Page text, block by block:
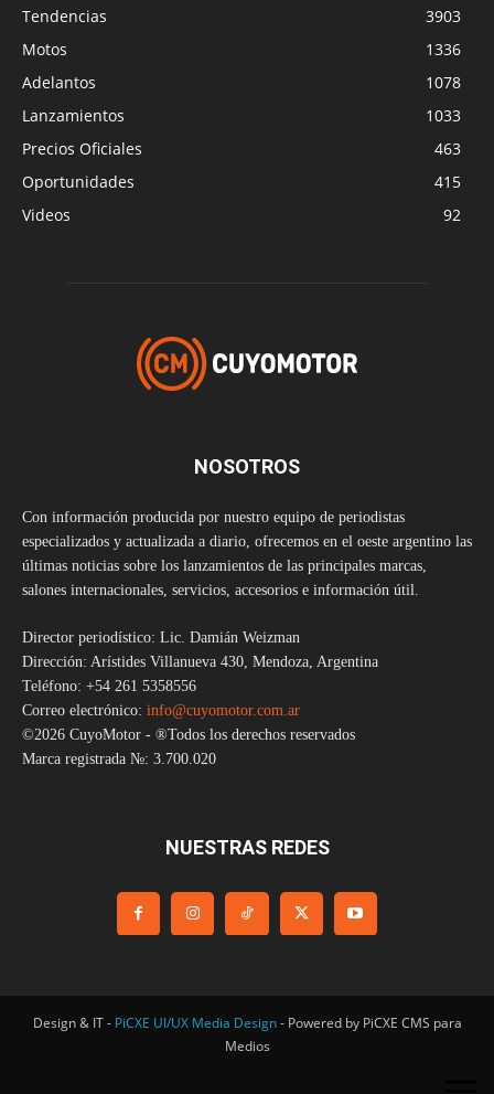
Tendencias
3903
Motos
1336
Adelantos
1078
Lanzamientos
1033
Precios Oficiales
463
Oportunidades
415
Videos
92
NOSOTROS
Con información producida por nuestro equipo de periodistas
especializados y actualizada a diario, ofrecemos en el oeste argentino las
últimas noticias sobre los lanzamientos de las principales marcas,
salones internacionales, servicios, accesorios e información útil.
Director periodístico: Lic. Damián Weizman
Dirección: Arístides Villanueva 430, Mendoza, Argentina
Teléfono: +54 261 5358556
Correo electrónico: info@cuyomotor.com.ar
©2026 CuyoMotor - ®Todos los derechos reservados
Marca registrada №: 3.700.020
NUESTRAS REDES
Design & IT - PiCXE UI/UX Media Design- Powered by PiCXE CMS para
Medios